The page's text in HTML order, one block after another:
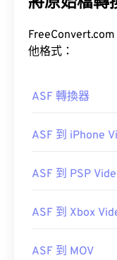
他格式：
ASF 轉換器
ASF 到 iPhone
ASF 到 PSP
ASF 到 Xbox
ASF 到 MOV